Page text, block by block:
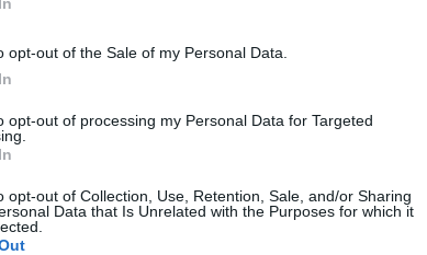
opt-out of the Sale of my Personal Data.
opt-out of processing my Personal Data for Targeted
opt-out of Collection, Use, Retention, Sale, and/or Sharing
Data that Is Unrelated with the Purposes for which it
SeoYEHL9Kn